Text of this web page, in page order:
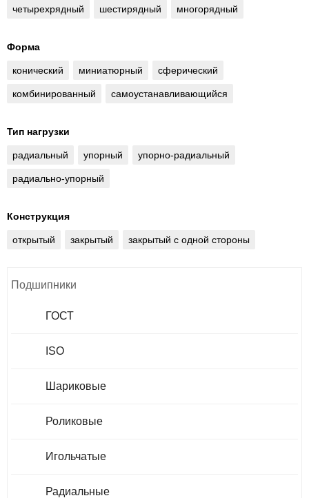
четырехрядный шестирядный многорядный
Форма
конический миниатюрный сферический
комбинированный самоустанавливающийся
Тип нагрузки
радиальный упорный упорно-радиальный
радиально-упорный
Конструкция
открытый закрытый закрытый с одной стороны
Подшипники
ГОСТ
ISO
Шариковые
Роликовые
Игольчатые
Радиальные